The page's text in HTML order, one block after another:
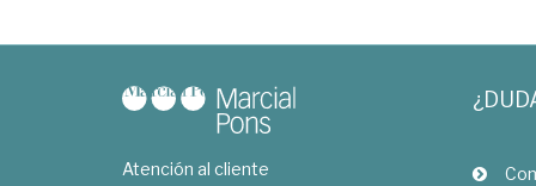
Atención al cliente